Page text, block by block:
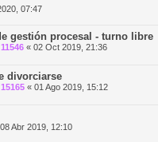
07:47
gestión procesal - turno libre
« 02 Oct 2019, 21:36
divorciarse
« 01 Ago 2019, 15:12
08 Abr 2019, 12:10